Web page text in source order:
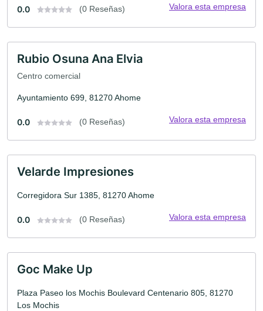
0.0 (0 Reseñas) Valora esta empresa
Rubio Osuna Ana Elvia
Centro comercial
Ayuntamiento 699, 81270 Ahome
0.0 (0 Reseñas) Valora esta empresa
Velarde Impresiones
Corregidora Sur 1385, 81270 Ahome
0.0 (0 Reseñas) Valora esta empresa
Goc Make Up
Plaza Paseo los Mochis Boulevard Centenario 805, 81270
Los Mochis